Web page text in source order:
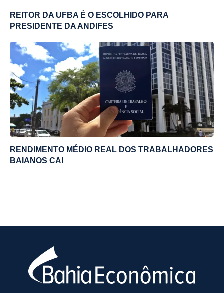
REITOR DA UFBA É O ESCOLHIDO PARA
PRESIDENTE DA ANDIFES
RENDIMENTO MÉDIO REAL DOS TRABALHADORES
BAIANOS CAI